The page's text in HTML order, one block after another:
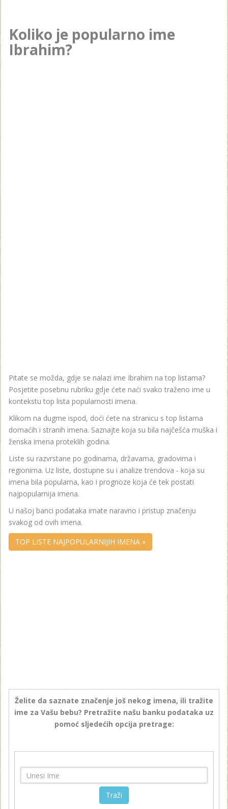
Koliko je popularno ime
Ibrahim?
Pitate se možda, gdje se nalazi ime Ibrahim na top listama?
Posjetite posebnu rubriku gdje ćete naći svako traženo ime u
kontekstu top lista popularnosti imena.
Klikom na dugme ispod, doći ćete na stranicu s top listama
domaćih i stranih imena. Saznajte koja su bila najčešća muška i
ženska imena proteklih godina.
Liste su razvrstane po godinama, državama, gradovima i
regionima. Uz liste, dostupne su i analize trendova - koja su
imena bila popularna, kao i prognoze koja će tek postati
najpopularnija imena.
U našoj banci podataka imate naravno i pristup značenju
svakog od ovih imena.
TOP LISTE NAJPOPULARNIJIH IMENA »
Želite da saznate značenje još nekog imena, ili tražite
ime za Vašu bebu? Pretražite našu banku podataka uz
pomoć sljedećih opcija pretrage:
Traži